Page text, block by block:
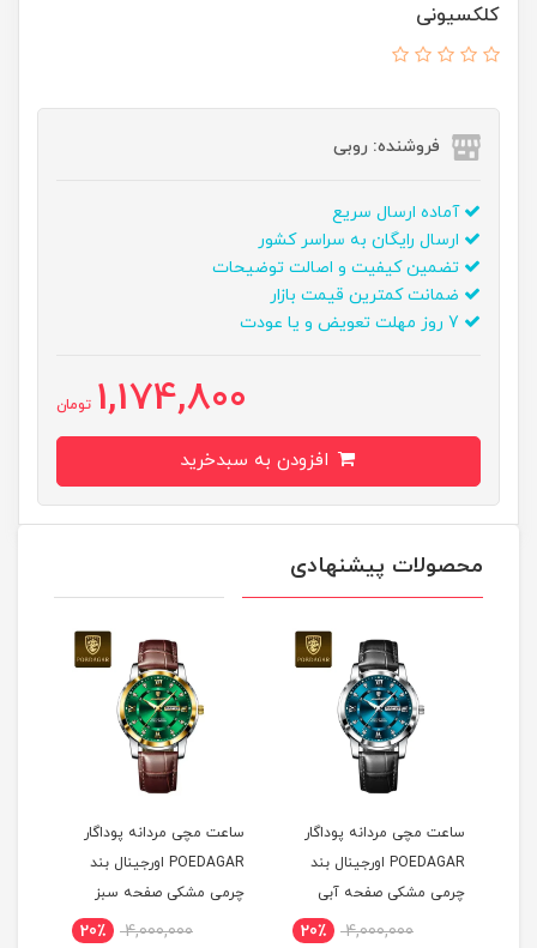
کلکسیونی
فروشنده: روبی
آماده ارسال سریع
ارسال رایگان به سراسر کشور
تضمین کیفیت و اصالت توضیحات
ضمانت کمترین قیمت بازار
1,174,800 تومان
محصولات پیشنهادی
ساعت مچی مردانه پوداگار
POEDAGAR اورجينال بند
چرمی مشکی صفحه آبی
4,000,000 20٪
ساعت مچی مردانه پوداگار
POEDAGAR اورجينال بند
چرمی مشکی صفحه سبز
4,000,000 20٪